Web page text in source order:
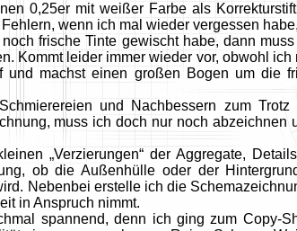
0,25er mit weißer Farbe als
wenn ich mal wieder vergessen
frische Tinte gewischt habe, dann
Kommt leider immer wieder vor, obwohl
und machst einen großen Bogen um die
und Nachbessern zum
muss ich doch nur noch abzeichnen
„Verzierungen“ der Aggregate,
ob die Außenhülle oder der
Nebenbei erstelle ich die
in Anspruch nimmt.
spannend, denn ich ging zum Copy-